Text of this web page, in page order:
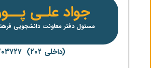
جواد علـی
مسئول دفتر معاونت دانشجویی
(داخلی ۲۰۲) ۴۴۲۰۳۷۲۷-۰۱۱